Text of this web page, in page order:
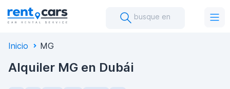
busque en
Inicio MG
Alquiler MG en Dubái